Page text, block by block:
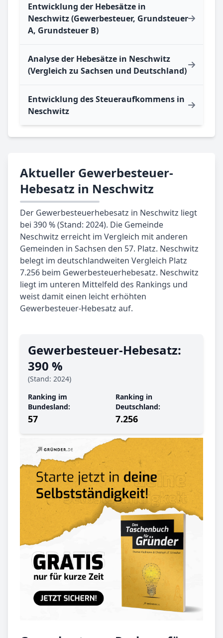
Entwicklung der Hebesätze in
Neschwitz (Gewerbesteuer, Grundsteuer
A, Grundsteuer B)
Analyse der Hebesätze in Neschwitz
(Vergleich zu Sachsen und Deutschland)
Entwicklung des Steueraufkommens in
Neschwitz
Aktueller Gewerbesteuer-
Hebesatz in Neschwitz
Der Gewerbesteuerhebesatz in Neschwitz liegt
bei 390 % (Stand: 2024). Die Gemeinde
Neschwitz erreicht im Vergleich mit anderen
Gemeinden in Sachsen den 57. Platz. Neschwitz
belegt im deutschlandweiten Vergleich Platz
7.256 beim Gewerbesteuerhebesatz. Neschwitz
liegt im unteren Mittelfeld des Rankings und
weist damit einen leicht erhöhten
Gewerbesteuer-Hebesatz auf.
Gewerbe­steuer-Hebe­satz:
390 %
(Stand: 2024)
Ranking im
Bundesland:
57
Ranking in
Deutschland:
7.256